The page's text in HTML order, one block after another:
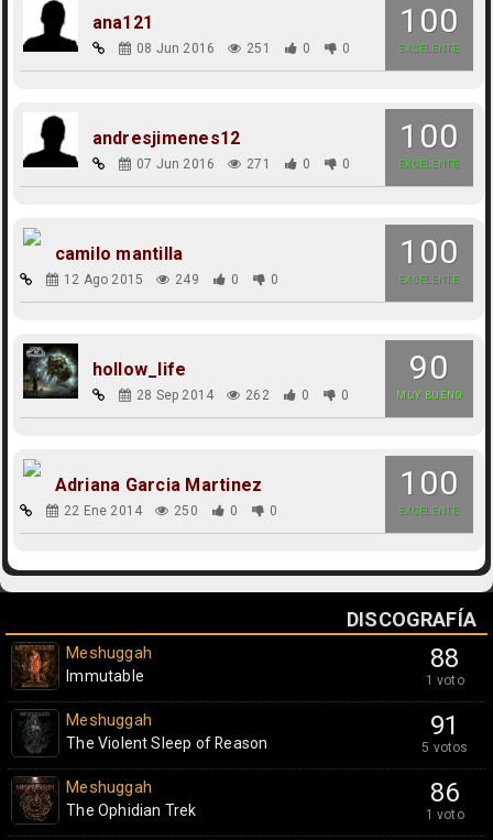
100
EXCELENTE
ana121
08 Jun 2016 251 0 0
100
EXCELENTE
andresjimenes12
07 Jun 2016 271 0 0
100
EXCELENTE
camilo mantilla
12 Ago 2015 249 0 0
90
MUY BUENO
hollow_life
28 Sep 2014 262 0 0
100
EXCELENTE
Adriana Garcia Martinez
22 Ene 2014 250 0 0
DISCOGRAFÍA
88
1 voto
Meshuggah
Immutable
91
5 votos
Meshuggah
The Violent Sleep of Reason
86
1 voto
Meshuggah
The Ophidian Trek